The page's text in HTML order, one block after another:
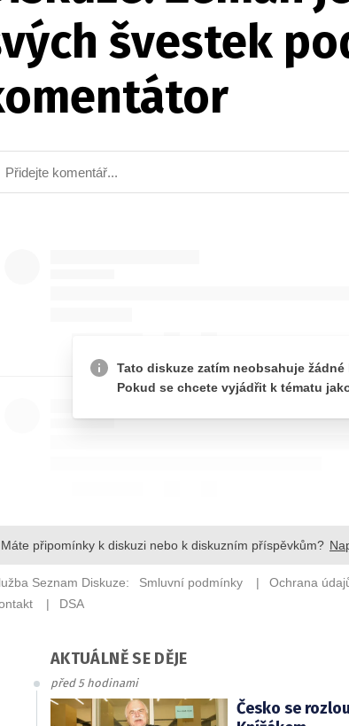
švestek
AKTUÁLNĚ SE DĚJE
před 5 hodinami
Česko se